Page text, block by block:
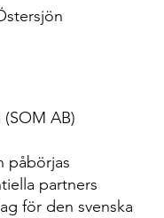
AB)
påbörjas
partners
för den svenska